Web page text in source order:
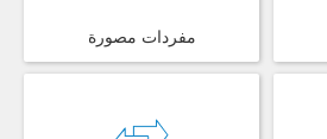
مفردات مصورة